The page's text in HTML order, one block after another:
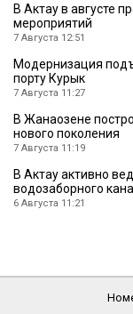
В Актау в августе
мероприятий
7 Августа 12:51
Модернизация
порту Курык
7 Августа 11:27
В Жанаозене
нового поколения
7 Августа 11:19
В Актау активно
водозаборного
6 Августа 11:21